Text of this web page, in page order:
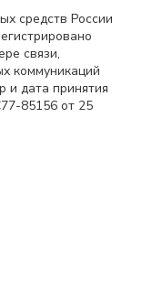
средств России
связи,
коммуникаций
и дата принятия
85156 от 25